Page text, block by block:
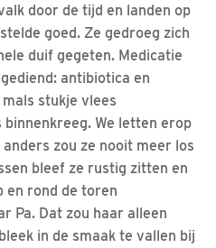
door de tijd en landen op
goed. Ze gedroeg zich
duif gegeten. Medicatie
antibiotica en
stukje vlees
We letten erop
zou ze nooit meer los
bleef ze rustig zitten en
en rond de toren
Pa. Dat zou haar alleen
in de smaak te vallen bij